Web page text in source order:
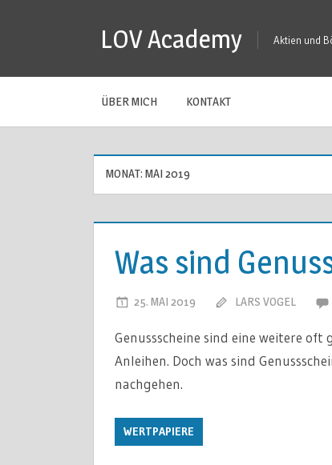
LOV Academy Aktien und
ÜBER MICH KONTAKT
MONAT: MAI 2019
Was sind
25. MAI 2019 LARS VOGEL
Genussscheine sind eine weitere
Anleihen. Doch was sind
nachgehen.
WERTPAPIERE